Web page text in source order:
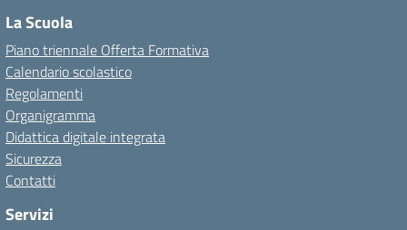
La Scuola
Piano triennale Offerta Formativa
Calendario scolastico
Regolamenti
Organigramma
Didattica digitale integrata
Sicurezza
Contatti
Servizi